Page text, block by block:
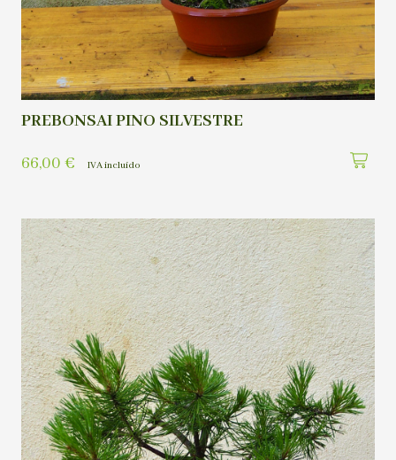
PREBONSAI PINO SILVESTRE
66,00 € IVA incluído